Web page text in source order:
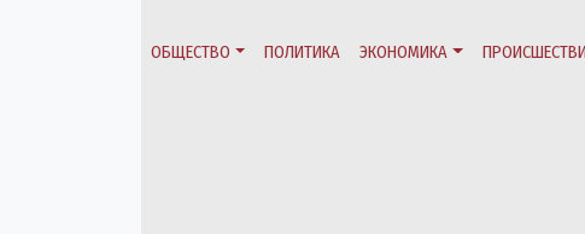
ОБЩЕСТВО ПОЛИТИКА ЭКОНОМИКА